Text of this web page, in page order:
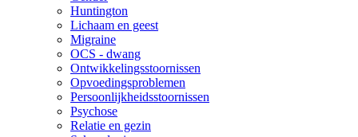
Huntington
Lichaam en geest
Migraine
OCS - dwang
Ontwikkelingsstoornissen
Opvoedingsproblemen
Persoonlijkheidsstoornissen
Psychose
Relatie en gezin